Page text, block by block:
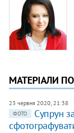
МАТЕРІАЛИ
23 червня 2020, 21:38
ФОТО
Супрун